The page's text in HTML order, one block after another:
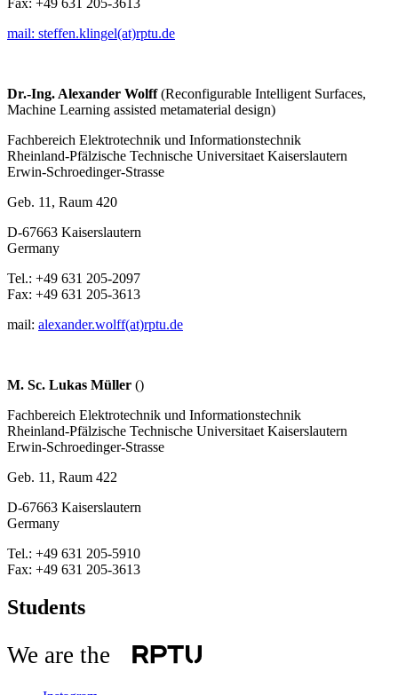
Fax: +49 631 205-3613
mail: steffen.klingel(at)rptu.de
Dr.-Ing. Alexander Wolff(Reconfigurable Intelligent Surfaces,
Machine Learning assisted metamaterial design)
Fachbereich Elektrotechnik und Informationstechnik
Rheinland-Pfälzische Technische Universitaet Kaiserslautern
Erwin-Schroedinger-Strasse
Geb. 11, Raum 420
D-67663 Kaiserslautern
Germany
Tel.: +49 631 205-2097
Fax: +49 631 205-3613
mail: alexander.wolff(at)rptu.de
M. Sc. Lukas Müller ()
Fachbereich Elektrotechnik und Informationstechnik
Rheinland-Pfälzische Technische Universitaet Kaiserslautern
Erwin-Schroedinger-Strasse
Geb. 11, Raum 422
D-67663 Kaiserslautern
Germany
Tel.: +49 631 205-5910
Fax: +49 631 205-3613
Students
We are the